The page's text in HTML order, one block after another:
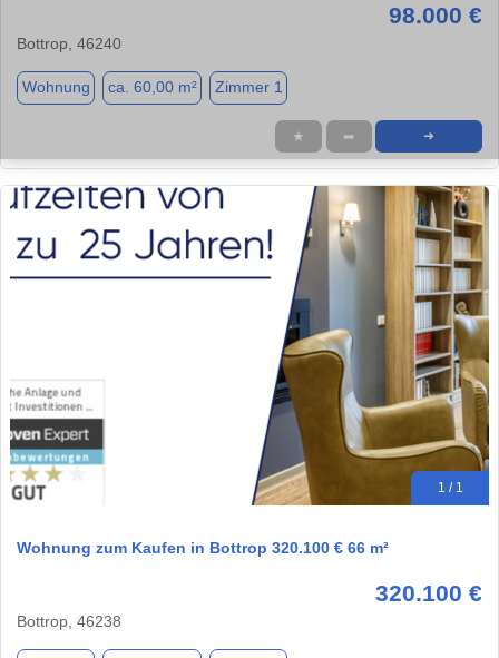
98.000 €
Bottrop, 46240
Wohnung ca. 60,00 m² Zimmer 1
★ ➦ ➜
1 / 1
Wohnung zum Kaufen in Bottrop 320.100 € 66 m²
320.100 €
Bottrop, 46238